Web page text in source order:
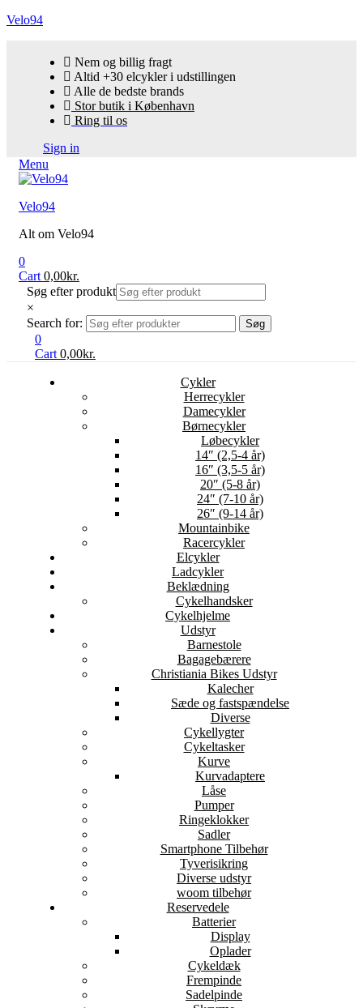
Velo94
Nem og billig fragt
Altid +30 elcykler i udstillingen
Alle de bedste brands
Stor butik i København
Ring til os
Sign in
Menu
Velo94
Alt om Velo94
0
Cart 0,00kr.
Søg efter produkt
×
Search for:
Søg
0
Cart 0,00kr.
Cykler
Herrecykler
Damecykler
Børnecykler
Løbecykler
14″ (2,5-4 år)
16″ (3,5-5 år)
20″ (5-8 år)
24″ (7-10 år)
26″ (9-14 år)
Mountainbike
Racercykler
Elcykler
Ladcykler
Beklædning
Cykelhandsker
Cykelhjelme
Udstyr
Barnestole
Bagagebærere
Christiania Bikes Udstyr
Kalecher
Sæde og fastspændelse
Diverse
Cykellygter
Cykeltasker
Kurve
Kurvadaptere
Låse
Pumper
Ringeklokker
Sadler
Smartphone Tilbehør
Tyverisikring
Diverse udstyr
woom tilbehør
Reservedele
Batterier
Display
Oplader
Cykeldæk
Frempinde
Sadelpinde